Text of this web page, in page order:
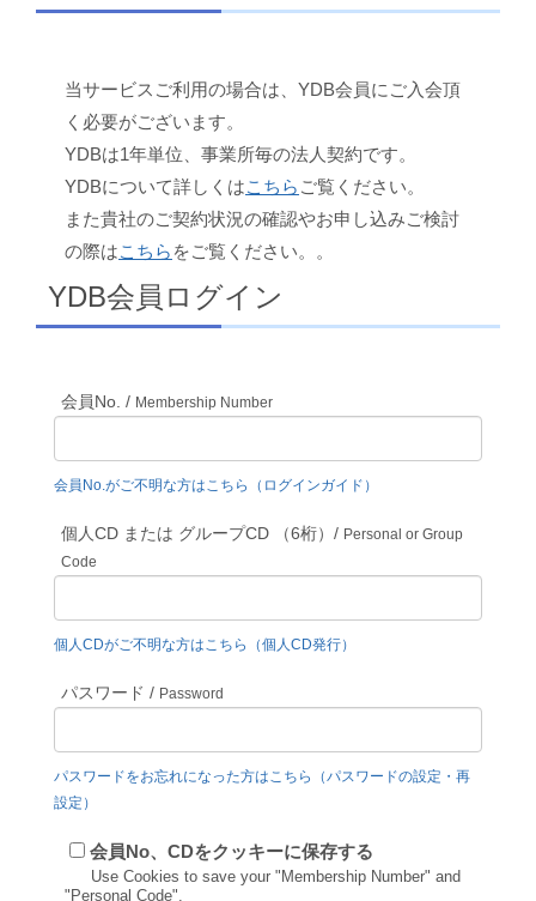
当サービスご利用の場合は、YDB会員にご入会頂
く必要がございます。
YDBは1年単位、事業所毎の法人契約です。
YDBについて詳しくはこちら ご覧ください。
また貴社のご契約状況の確認やお申し込みご検討
の際はこちら をご覧ください。。
YDB会員ログイン
会員No. / Membership Number
会員No.がご不明な方はこちら（ログインガイド）
個人CD または グループCD （6桁）/ Personal or Group
Code
個人CDがご不明な方はこちら（個人CD発行）
パスワード / Password
パスワードをお忘れになった方はこちら（パスワードの設定・再
設定）
会員No、CDをクッキーに保存する
Use Cookies to save your "Membership Number" and
"Personal Code".